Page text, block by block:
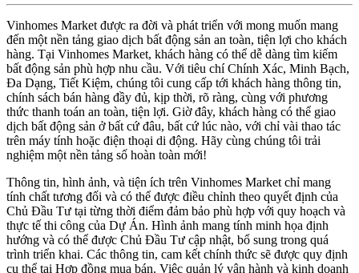
Vinhomes Market được ra đời và phát triển với mong muốn mang
đến một nền tảng giao dịch bất động sản an toàn, tiện lợi cho khách
hàng. Tại Vinhomes Market, khách hàng có thể dễ dàng tìm kiếm
bất động sản phù hợp nhu cầu. Với tiêu chí Chính Xác, Minh Bạch,
Đa Dạng, Tiết Kiệm, chúng tôi cung cấp tới khách hàng thông tin,
chính sách bán hàng đầy đủ, kịp thời, rõ ràng, cùng với phương
thức thanh toán an toàn, tiện lợi. Giờ đây, khách hàng có thể giao
dịch bất động sản ở bất cứ đâu, bất cứ lúc nào, với chỉ vài thao tác
trên máy tính hoặc điện thoại di động. Hãy cùng chúng tôi trải
nghiệm một nền tảng số hoàn toàn mới!
Thông tin, hình ảnh, và tiện ích trên Vinhomes Market chỉ mang
tính chất tương đối và có thể được điều chỉnh theo quyết định của
Chủ Đầu Tư tại từng thời điểm đảm bảo phù hợp với quy hoạch và
thực tế thi công của Dự Án. Hình ảnh mang tính minh họa định
hướng và có thể được Chủ Đầu Tư cập nhật, bổ sung trong quá
trình triển khai. Các thông tin, cam kết chính thức sẽ được quy định
cụ thể tại Hợp đồng mua bán. Việc quản lý vận hành và kinh doanh